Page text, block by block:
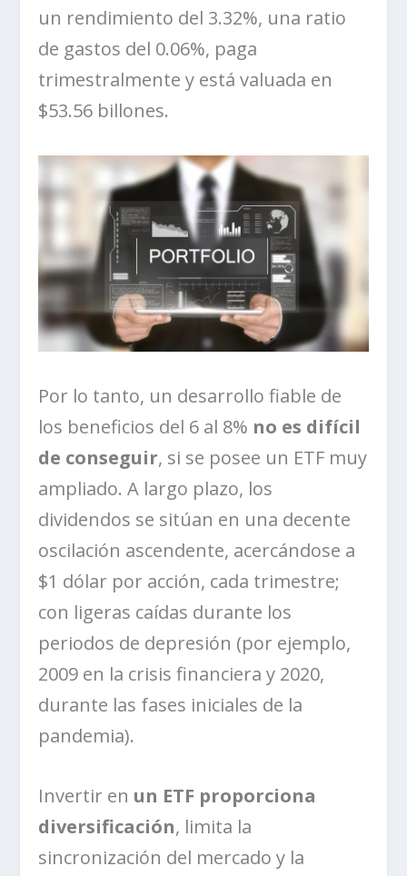
un rendimiento del 3.32%, una ratio
de gastos del 0.06%, paga
trimestralmente y está valuada en
$53.56 billones.
Por lo tanto, un desarrollo fiable de
los beneficios del 6 al 8% no es difícil
de conseguir, si se posee un ETF muy
ampliado. A largo plazo, los
dividendos se sitúan en una decente
oscilación ascendente, acercándose a
$1 dólar por acción, cada trimestre;
con ligeras caídas durante los
periodos de depresión (por ejemplo,
2009 en la crisis financiera y 2020,
durante las fases iniciales de la
pandemia).
Invertir en un ETF proporciona
diversificación, limita la
sincronización del mercado y la